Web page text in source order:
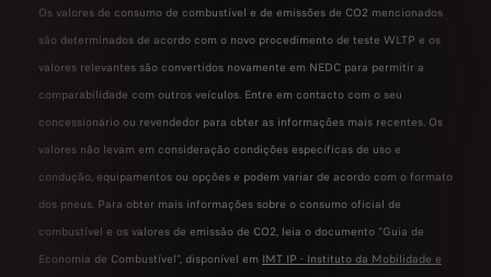
Os valores de consumo de combustível e de emissões de CO2 mencionados
são determinados de acordo com o novo procedimento de teste WLTP e os
valores relevantes são convertidos novamente em NEDC para permitir a
comparabilidade com outros veículos. Entre em contacto com o seu
concessionário ou revendedor para obter as informações mais recentes. Os
valores não levam em consideração condições específicas de uso e
condução, equipamentos ou opções e podem variar de acordo com o formato
dos pneus. Para obter mais informações sobre o consumo oficial de
combustível e os valores de emissão de CO2, leia o documento "Guia de
Economia de Combustível", disponível em IMT IP - Instituto da Mobilidade e